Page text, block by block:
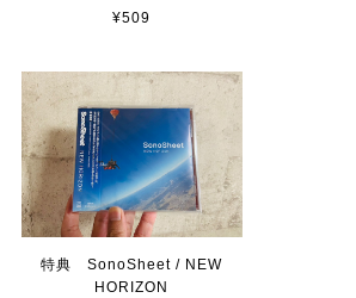
¥509
特典 SonoSheet / NEW
HORIZON